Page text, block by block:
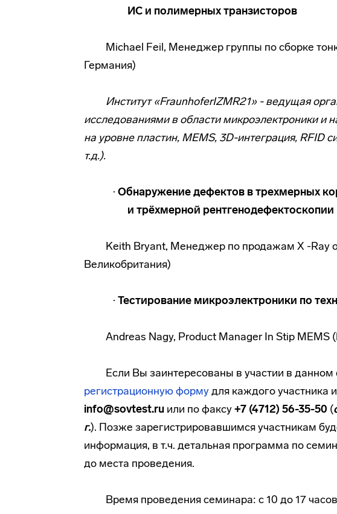
ИС и полимерных транзисторов
Michael Feil, Менеджер группы по сборке
Германия)
Институт «FraunhoferIZMR21» - ведущая
исследованиями в области микроэлектроники и
на уровне пластин, MEMS, 3D-интеграция, RFID
т.д.).
· Обнаружение дефектов в трехмерных
и трёхмерной рентгенодефектоскопии
Keith Bryant, Менеджер по продажам X -Ray
Великобритания)
· Тестирование микроэлектроники по
Andreas Nagy, Product Manager In Stip MEMS
Если Вы заинтересованы в участии в
регистрационную формудля каждого участника
info@sovtest.ru или по факсу+7 (4712) 56-35-50 (
г.). Позже зарегистрировавшимся участникам
информация, в т.ч. детальная программа по
до места проведения.
Время проведения семинара: с 10 до 17